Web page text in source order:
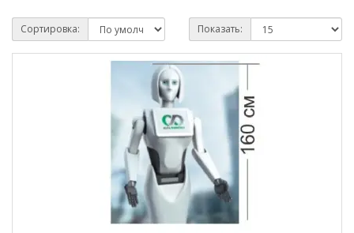
Сортировка: Показать: